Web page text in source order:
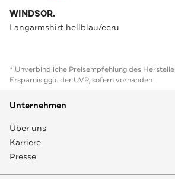
WINDSOR.
Langarmshirt hellblau/ecru
* Unverbindliche Preisempfehlung des
Ersparnis ggü. der UVP, sofern vorhanden
Unternehmen
Über uns
Karriere
Presse